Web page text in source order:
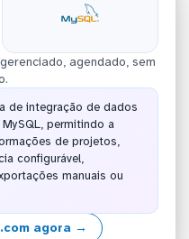
agendado, sem
de integração de dados
permitindo a
de projetos,
configurável,
manuais ou
agora →